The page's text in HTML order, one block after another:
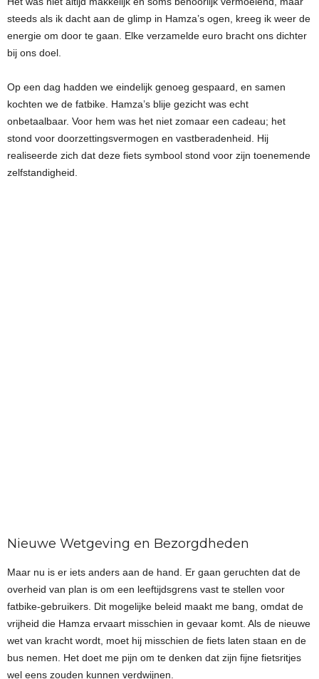
steeds als ik dacht aan de glimp in Hamza’s ogen, kreeg ik weer de
energie om door te gaan. Elke verzamelde euro bracht ons dichter
bij ons doel.
Op een dag hadden we eindelijk genoeg gespaard, en samen
kochten we de fatbike. Hamza’s blije gezicht was echt
onbetaalbaar. Voor hem was het niet zomaar een cadeau; het
stond voor doorzettingsvermogen en vastberadenheid. Hij
realiseerde zich dat deze fiets symbool stond voor zijn toenemende
zelfstandigheid.
Nieuwe Wetgeving en Bezorgdheden
Maar nu is er iets anders aan de hand. Er gaan geruchten dat de
overheid van plan is om een leeftijdsgrens vast te stellen voor
fatbike-gebruikers. Dit mogelijke beleid maakt me bang, omdat de
vrijheid die Hamza ervaart misschien in gevaar komt. Als de nieuwe
wet van kracht wordt, moet hij misschien de fiets laten staan en de
bus nemen. Het doet me pijn om te denken dat zijn fijne fietsritjes
wel eens zouden kunnen verdwijnen.